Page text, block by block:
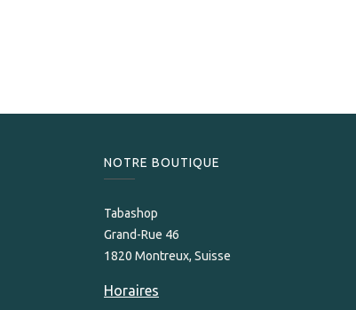
NOTRE BOUTIQUE
Tabashop
Grand-Rue 46
1820 Montreux, Suisse
Horaires